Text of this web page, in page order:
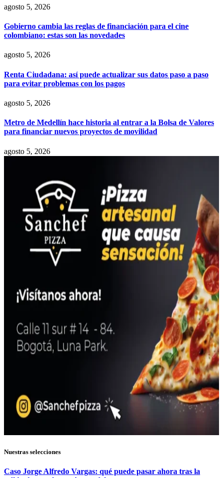
agosto 5, 2026
Gobierno cambia las reglas de financiación para el cine
colombiano: estas son las novedades
agosto 5, 2026
Renta Ciudadana: así puede actualizar sus datos paso a paso
para evitar problemas con los pagos
agosto 5, 2026
Metro de Medellín hace historia al entrar a la Bolsa de Valores
para financiar nuevos proyectos de movilidad
agosto 5, 2026
Nuestras selecciones
Caso Jorge Alfredo Vargas: qué puede pasar ahora tras la